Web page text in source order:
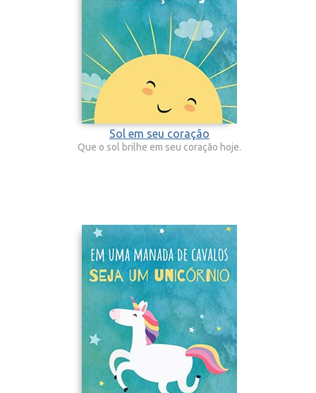
Sol em seu coração
Que o sol brilhe em seu coração hoje.